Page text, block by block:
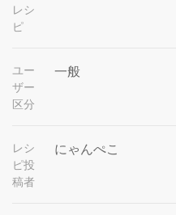
レシ
ピ
ユー
ザー
区分
一般
レシ
ピ投
稿者
にゃんぺこ